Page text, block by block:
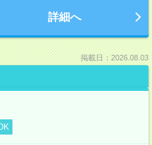
詳細へ
掲載日：2026.08.03